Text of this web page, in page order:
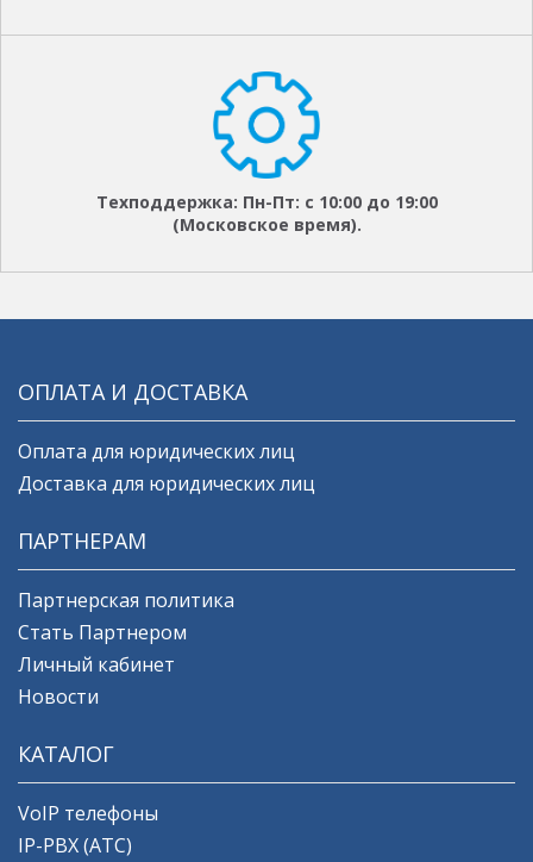
Техподдержка: Пн-Пт: с 10:00 до 19:00
(Московское время).
ОПЛАТА И ДОСТАВКА
Оплата для юридических лиц
Доставка для юридических лиц
ПАРТНЕРАМ
Партнерская политика
Стать Партнером
Личный кабинет
Новости
КАТАЛОГ
VoIP телефоны
IP-PBX (АТС)